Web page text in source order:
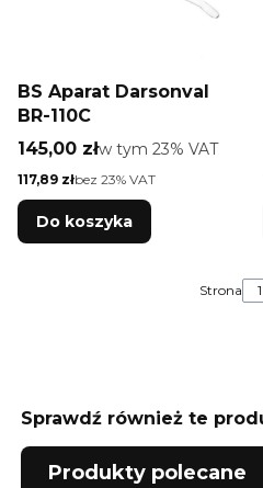
BS Aparat Darsonval
BR-110C
Cena brutto
145,00 złw tym %s VAT
w tym 23% VAT
Cena netto
117,89 złbez 23% VAT
Do koszyka
Strona
Sprawdź również te
Produkty polecane